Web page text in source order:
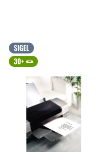
SIGEL
30+